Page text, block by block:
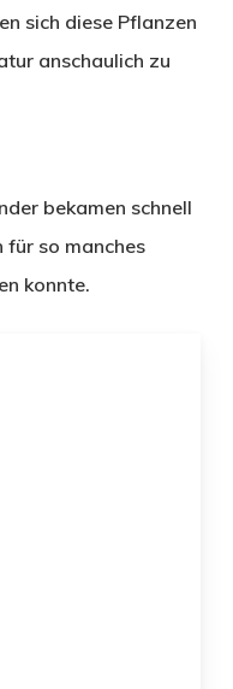
sich diese Pflanzen
anschaulich zu
bekamen schnell
für so manches
konnte.